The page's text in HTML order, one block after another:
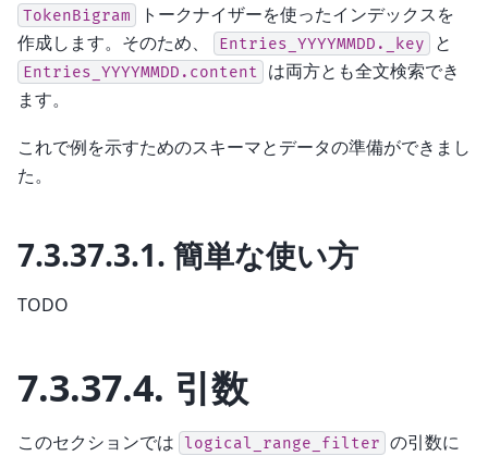
TokenBigram
トークナイザーを使ったインデックスを
作成します。そのため、
Entries_YYYYMMDD._key と
Entries_YYYYMMDD.content
は両方とも全文検索でき
ます。
これで例を示すためのスキーマとデータの準備ができまし
た。
7.3.37.3.1. 簡単な使い方
TODO
7.3.37.4. 引数
このセクションでは logical_range_filter の引数に